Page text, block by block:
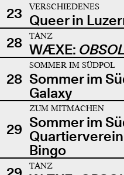
23
VERSCHIEDENES
Queer in
28
TANZ
WÆXE:
28
SOMMER IM SÜDPOL
Sommer im
Galaxy
29
ZUM MITMACHEN
Sommer im
Bingo
TANZ